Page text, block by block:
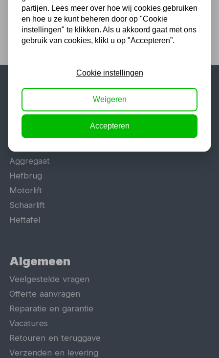
Populaire categorieën
Werkplaatsinrichting
Tig lasapparaat
Aggregaat
Hefbrug
Motorlift
Schaarlift
Heftafel
Algemeen
Veelgestelde vragen
Offerte aanvragen
Reparatie en garantie
Vacatures
Retouren en teruggave
Verzenden en levering
partijen. Lees meer over hoe wij cookies gebruiken
en hoe u ze kunt beheren door op "Cookie
instellingen" te klikken. Als u akkoord gaat met ons
gebruik van cookies, klikt u op "Accepteren”.
Cookie instellingen
Weigeren
Accepteren